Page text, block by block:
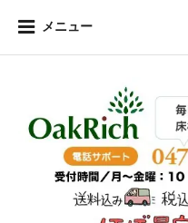
メニュー